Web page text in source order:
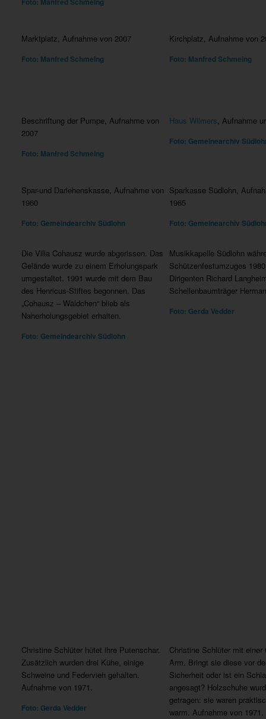
Marktplatz, Aufnahme von 2007
Foto: Manfred Schmeing
Kirchplatz, Aufnahme von
Foto: Manfred Schmeing
Beschriftung der Pumpe, Aufnahme von
2007
Foto: Manfred Schmeing
Haus Wilmers, Aufnahme
Foto: Gemeinearchiv
Spar-und Darlehenskasse, Aufnahme von
1960
Foto: Gemeindearchiv Südlohn
Sparkasse Südlohn,
1965
Foto: Gemeinearchiv
Die Villa Cohausz wurde abgerissen. Das
Gelände wurde zu einem Erholungspark
umgestaltet. 1991 wurde mit dem Bau
des Henricus-Stiftes begonnen. Das
„Cohausz – Wäldchen“ blieb als
Naherholungsgebiet erhalten.
Foto: Gemeindearchiv Südlohn
Musikkapelle Südlohn
Schützenfestumzuges
Dirigenten Richard
Schellenbaumträger
Foto: Gerda Vedder
Christine Schlüter hütet ihre Putenschar.
Zusätzlich wurden drei Kühe, einige
Schweine und Federvieh gehalten.
Aufnahme von 1971.
Foto: Gerda Vedder
Christine Schlüter mit einer
Arm. Bringt sie diese vor
Sicherheit oder ist ein
angesagt? Holzschuhe
getragen: sie waren
warm. Aufnahme von 1971.